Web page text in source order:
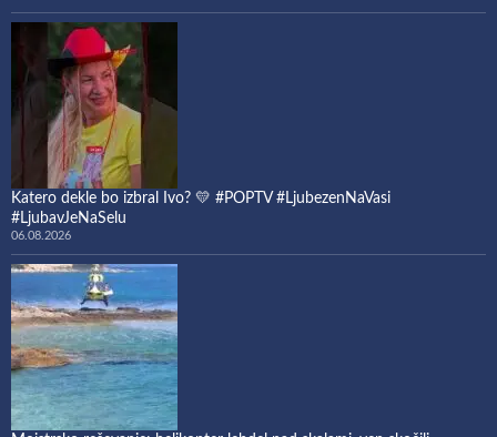
Katero dekle bo izbral Ivo? 💛 #POPTV #LjubezenNaVasi
#LjubavJeNaSelu
06.08.2026